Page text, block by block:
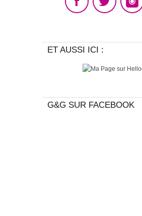
ET AUSSI ICI :
G&G SUR FACEBOOK